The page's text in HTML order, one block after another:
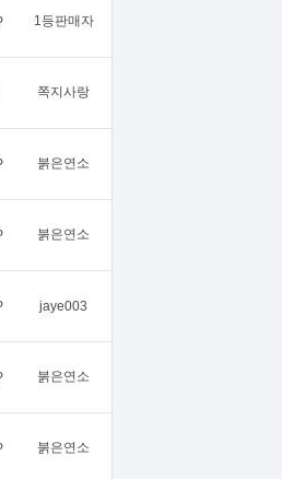
1등판매자
쪽지사랑
붉은연소
붉은연소
jaye003
붉은연소
붉은연소